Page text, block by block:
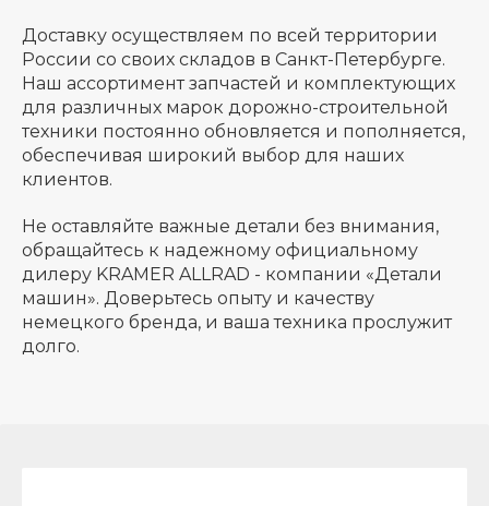
Доставку осуществляем по всей территории
России со своих складов в Санкт-Петербурге.
Наш ассортимент запчастей и комплектующих
для различных марок дорожно-строительной
техники постоянно обновляется и пополняется,
обеспечивая широкий выбор для наших
клиентов.
Не оставляйте важные детали без внимания,
обращайтесь к надежному официальному
дилеру KRAMER ALLRAD - компании «Детали
машин». Доверьтесь опыту и качеству
немецкого бренда, и ваша техника прослужит
долго.